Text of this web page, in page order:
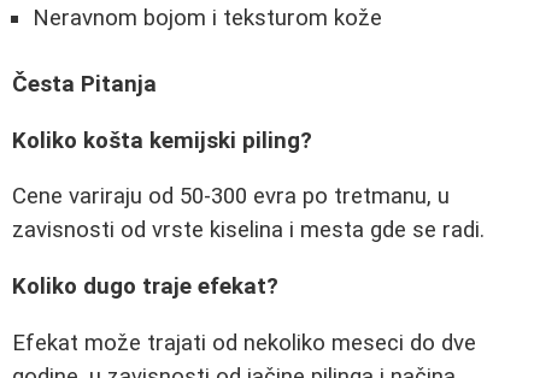
Neravnom bojom i teksturom kože
Česta Pitanja
Koliko košta kemijski piling?
Cene variraju od 50-300 evra po tretmanu, u
zavisnosti od vrste kiselina i mesta gde se radi.
Koliko dugo traje efekat?
Efekat može trajati od nekoliko meseci do dve